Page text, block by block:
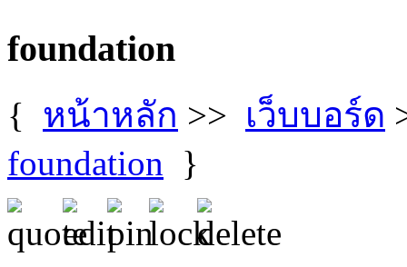
foundation
{ หน้าหลัก >> เว็บบอร์ด
foundation }